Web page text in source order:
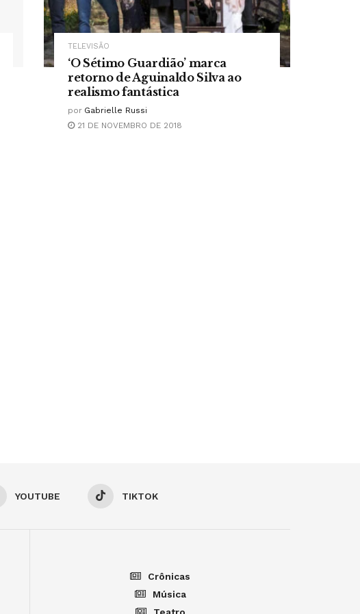
TELEVISÃO
‘O Sétimo Guardião’ marca
retorno de Aguinaldo Silva ao
realismo fantástica
por Gabrielle Russi
21 DE NOVEMBRO DE 2018
YOUTUBE TIKTOK
Crônicas
Música
Teatro